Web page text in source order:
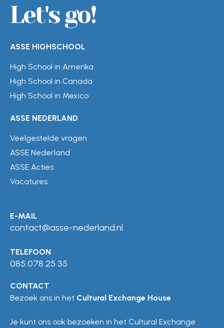
Let's go!
ASSE HIGHSCHOOL
High School in Amerika
High School in Canada
High School in Mexico
ASSE NEDERLAND
Veelgestelde vragen
ASSE Nederland
ASSE Acties
Vacatures
E-MAIL
contact@asse-nederland.nl
TELEFOON
085 078 25 35
CONTACT
Bezoek ons in het Cultural Exchange House
Je kunt ons ook bezoeken in het Cultural Exchange